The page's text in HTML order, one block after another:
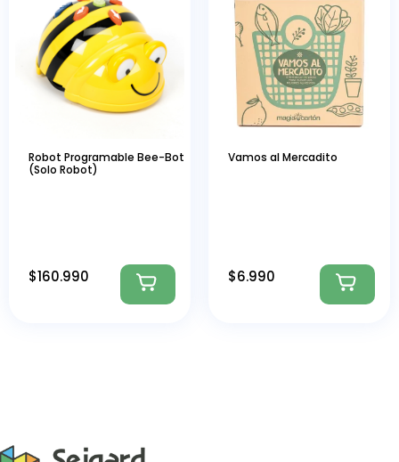
Robot Programable Bee-Bot
(Solo Robot)
$160.990
Vamos al Mercadito
$6.990